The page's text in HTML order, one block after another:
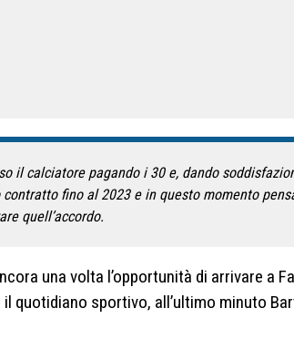
il calciatore pagando i 30 e, dando
fino al 2023 e in questo momento
quell’accordo.
una volta l’opportunità di arrivare a
quotidiano sportivo, all’ultimo minuto